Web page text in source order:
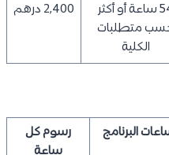
54 ساعة أو أكثر
متطلبات
الكلية
2,400 درهم
البرنامج
رسوم كل